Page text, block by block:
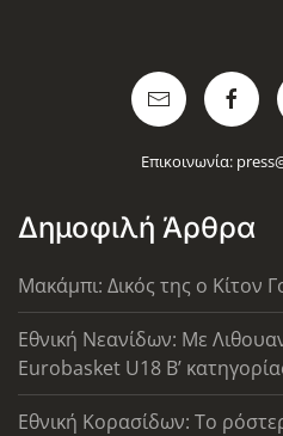
Επικοινωνία:
Δημοφιλή Άρθρα
Μακάμπι: Δικός της ο Κίτον
Εθνική Νεανίδων: Με
Eurobasket U18 Β’
Εθνική Κορασίδων: Το